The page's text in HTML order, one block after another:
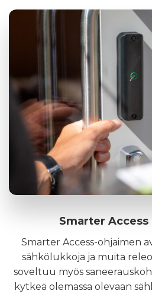
Smarter Access
Smarter Access-ohjaimen
sähkölukkoja ja muita
soveltuu myös
kytkeä olemassa olevaan